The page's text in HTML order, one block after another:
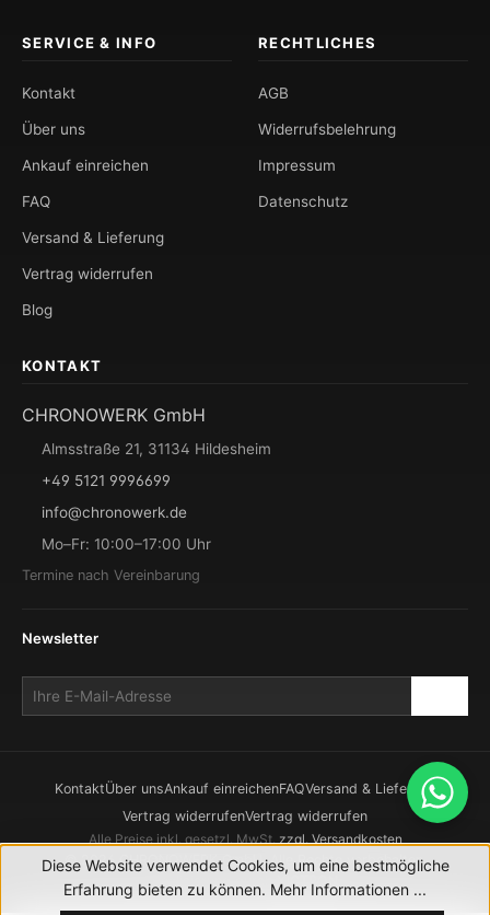
SERVICE & INFO
Kontakt
Über uns
Ankauf einreichen
FAQ
Versand & Lieferung
Vertrag widerrufen
Blog
RECHTLICHES
AGB
Widerrufsbelehrung
Impressum
Datenschutz
KONTAKT
CHRONOWERK GmbH
Almsstraße 21, 31134 Hildesheim
+49 5121 9996699
info@chronowerk.de
Mo–Fr: 10:00–17:00 Uhr
Termine nach Vereinbarung
Newsletter
KontaktÜber unsAnkauf einreichenFAQVersand & Lieferung
Vertrag widerrufenVertrag widerrufen
Alle Preise inkl. gesetzl. MwSt.zzgl. Versandkosten
© 2026 CHRONOWERK GmbH. Alle Rechte vorbehalten.
Realisierung durch XICTRON
Diese Website verwendet Cookies, um eine bestmögliche
Erfahrung bieten zu können. Mehr Informationen ...